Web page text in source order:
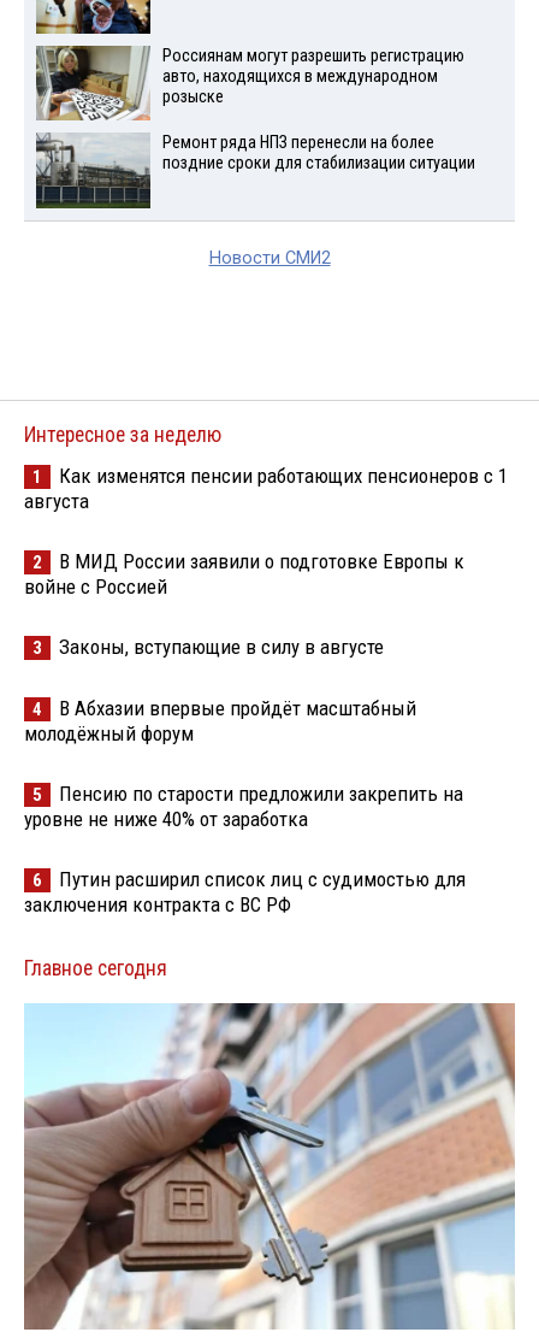
Россиянам могут разрешить регистрацию
авто, находящихся в международном
розыске
Ремонт ряда НПЗ перенесли на более
поздние сроки для стабилизации ситуации
Новости СМИ2
Интересное за неделю
1
Как изменятся пенсии работающих пенсионеров с 1
августа
2
В МИД России заявили о подготовке Европы к
войне с Россией
3 Законы, вступающие в силу в августе
4
В Абхазии впервые пройдёт масштабный
молодёжный форум
5
Пенсию по старости предложили закрепить на
уровне не ниже 40% от заработка
6
Путин расширил список лиц с судимостью для
заключения контракта с ВС РФ
Главное сегодня